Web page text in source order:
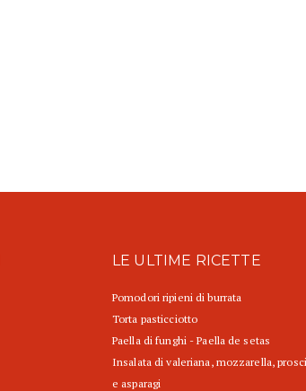
LE ULTIME RICETTE
Pomodori ripieni di burrata
Torta pasticciotto
Paella di funghi - Paella de setas
Insalata di valeriana, mozzarella,
e asparagi